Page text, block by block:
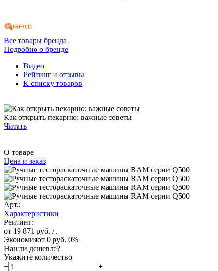
Все товары бренда
Подробно о бренде
Видео
Рейтинг и отзывы
К списку товаров
Как открыть пекарню: важные советы
Читать
О товаре
Цена и заказ
Арт.:
Характеристики
Рейтинг:
от 19 871 руб. / .
Экономияот 0 руб. 0%
Нашли дешевле?
Укажите количество
−
+